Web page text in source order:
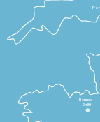
Rennes
2h30